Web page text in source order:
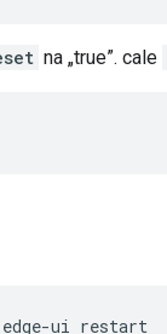
na „true”. cale
ui restart